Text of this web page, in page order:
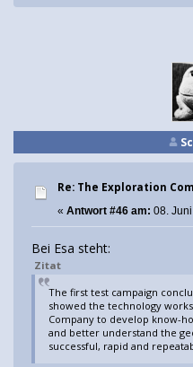
Re: The Exploration
« Antwort #46 am: 08.
Bei Esa steht:
Zitat
The first test campaign
showed the technology
Company to develop know-
and better understand the
successful, rapid and